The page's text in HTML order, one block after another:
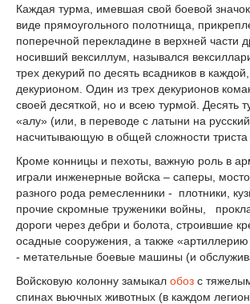
Каждая турма, имевшая свой боевой
виде прямоугольного полотнища,
поперечной перекладине в верхней части
носивший вексиллум, назывался
трех декурий по десять всадников в
декурионом. Один из трех декурионов
своей десяткой, но и всею турмой. Десять
«алу» (или, в переводе с латыни на
насчитывающую в общей сложности триста
Кроме конницы и пехоты, важную роль в
играли инженерные войска – саперы,
разного рода ремесленники - плотники,
прочие скромные труженики войны,
дороги через дебри и болота, строившие
осадные сооружения, а также
- метательные боевые машины (и
Войсковую колонну замыкал обоз с
спинах вьючных животных (в каждом